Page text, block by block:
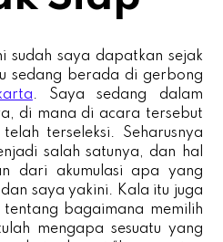
sudah saya dapatkan sejak
sedang berada di gerbong
. Saya sedang dalam
di mana di acara tersebut
terseleksi. Seharusnya
salah satunya, dan hal
dari akumulasi apa yang
saya yakini. Kala itu juga
bagaimana memilih
mengapa sesuatu yang